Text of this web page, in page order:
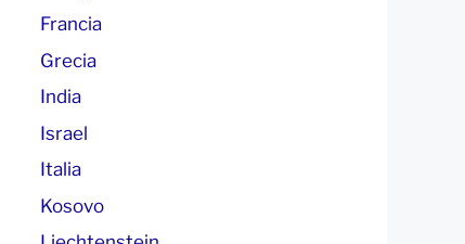
Francia
Grecia
India
Israel
Italia
Kosovo